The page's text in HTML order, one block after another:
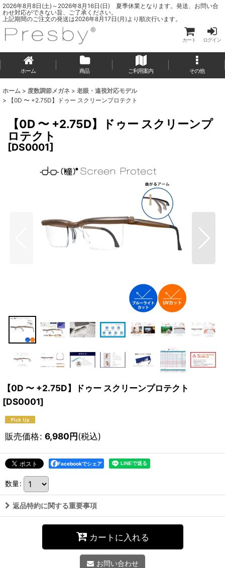
2026年8月8日(土)～2026年8月16日(日) 夏季休業となります。発送、お問い合
わせ対応ができない旨、ご了承ください。
上記期間のご注文の発送は2026年8月17日(月)より順次行います。
カート ログイン
ホーム 商品 ご利用案内 その他
ホーム > 度数調節メガネ > 老眼・遠視対応モデル
>
【0D 〜 +2.75D】ドゥー スクリーンプロテクト
【0D 〜 +2.75D】ドゥー スクリーンプ
ロテクト
[DS0001]
【0D 〜 +2.75D】ドゥー スクリーンプロテクト
[DS0001]
販売価格: 6,980円(税込)
Facebookでシェア
数量:
返品特約に関する重要事項
カートに入れる
お問い合わせ